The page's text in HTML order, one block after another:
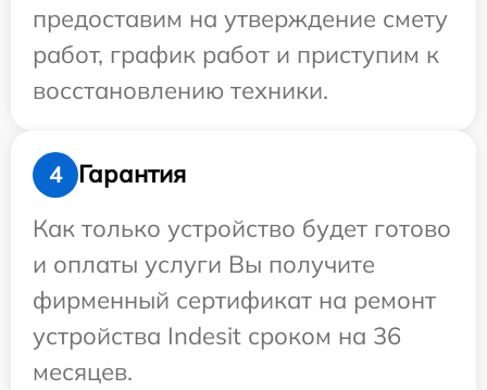
предоставим на утверждение смету
работ, график работ и приступим к
восстановлению техники.
4
Гарантия
Как только устройство будет готово
и оплаты услуги Вы получите
фирменный сертификат на ремонт
устройства Indesit сроком на 36
месяцев.